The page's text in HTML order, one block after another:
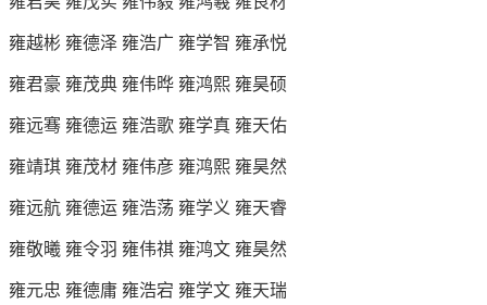
雍越彬 雍德泽 雍浩广 雍学智 雍承悦
雍君豪 雍茂典 雍伟晔 雍鸿熙 雍昊硕
雍远骞 雍德运 雍浩歌 雍学真 雍天佑
雍靖琪 雍茂材 雍伟彦 雍鸿熙 雍昊然
雍远航 雍德运 雍浩荡 雍学义 雍天睿
雍敬曦 雍令羽 雍伟祺 雍鸿文 雍昊然
雍元忠 雍德庸 雍浩宕 雍学文 雍天瑞